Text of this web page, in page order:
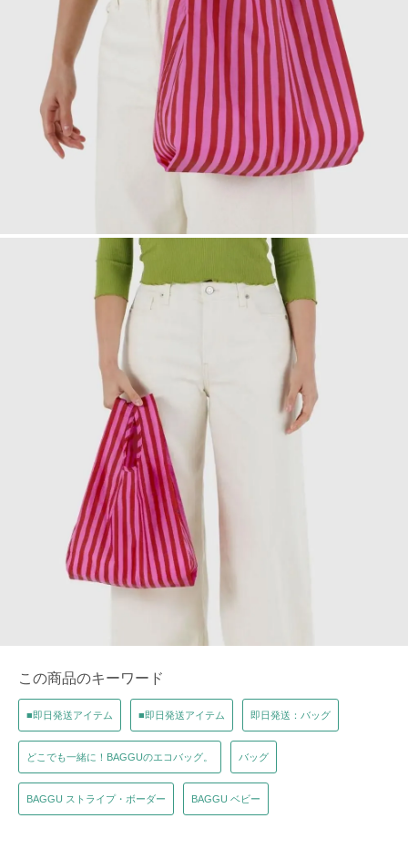
この商品のキーワード
■即日発送アイテム ■即日発送アイテム 即日発送：バッグ
どこでも一緒に！BAGGUのエコバッグ。 バッグ
BAGGU ストライプ・ボーダー BAGGU ベビー